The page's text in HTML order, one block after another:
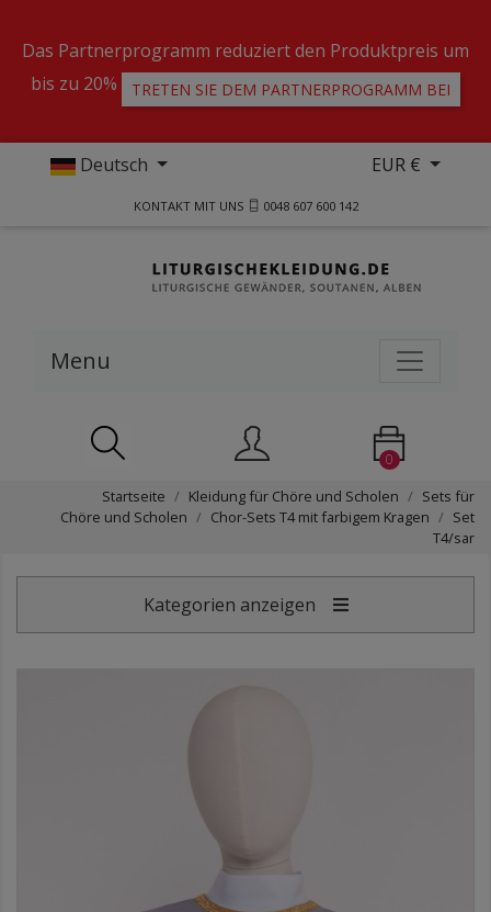
Das Partnerprogramm reduziert den Produktpreis um
bis zu 20%
TRETEN SIE DEM PARTNERPROGRAMM BEI
Deutsch EUR €
KONTAKT MIT UNS 0048 607 600 142
Menu
0
Startseite Kleidung für Chöre und Scholen
Sets für
Chöre und Scholen
Chor-Sets T4 mit farbigem Kragen
Set
T4/sar
Kategorien anzeigen